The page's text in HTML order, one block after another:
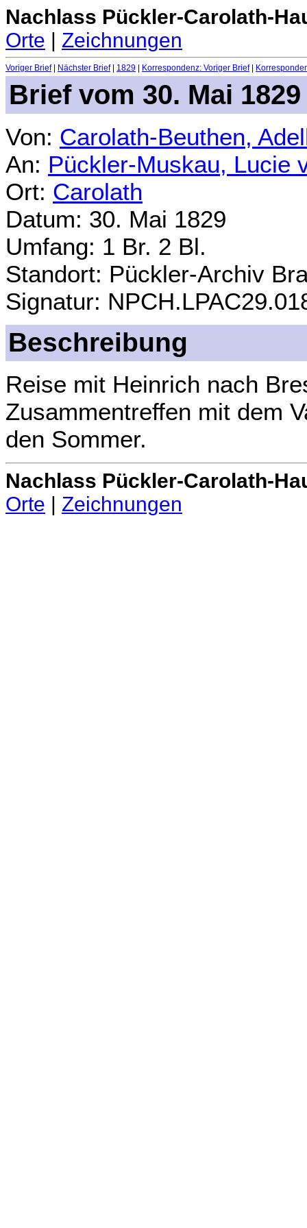
Nachlass Pückler-Carolath-
Orte | Zeichnungen
Voriger Brief| Nächster Brief| 1829 Korrespondenz: Voriger Brief|
Brief vom 30. Mai 1829
Von: Carolath-Beuthen,
An: Pückler-Muskau, Lucie
Ort: Carolath
Datum: 30. Mai 1829
Umfang: 1 Br. 2 Bl.
Standort: Pückler-Archiv
Signatur:
Beschreibung
Reise mit Heinrich nach
Zusammentreffen mit dem
den Sommer.
Nachlass Pückler-Carolath-
Orte | Zeichnungen